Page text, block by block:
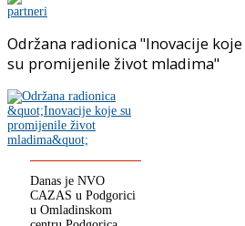
Održana radionica "Inovacije koje
su promijenile život mladima"
Danas je NVO
CAZAS u Podgorici
u Omladinskom